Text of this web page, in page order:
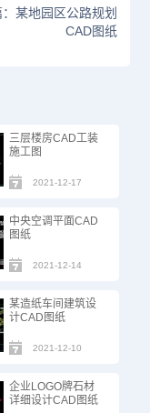
某地园区公路规划
CAD图纸
三层楼房CAD工装
施工图
2021-12-17
中央空调平面CAD
图纸
2021-12-14
某造纸车间建筑设
计CAD图纸
2021-12-10
企业LOGO牌石材
详细设计CAD图纸